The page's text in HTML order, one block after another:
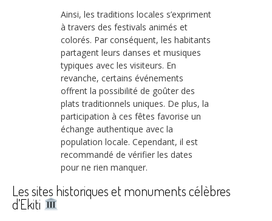
Ainsi, les traditions locales s’expriment
à travers des festivals animés et
colorés. Par conséquent, les habitants
partagent leurs danses et musiques
typiques avec les visiteurs. En
revanche, certains événements
offrent la possibilité de goûter des
plats traditionnels uniques. De plus, la
participation à ces fêtes favorise un
échange authentique avec la
population locale. Cependant, il est
recommandé de vérifier les dates
pour ne rien manquer.
Les sites historiques et monuments célèbres
d’Ekiti